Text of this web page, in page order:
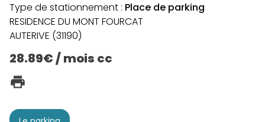
Type de stationnement : Place de parking
RESIDENCE DU MONT FOURCAT
AUTERIVE (31190)
28.89€ / mois cc